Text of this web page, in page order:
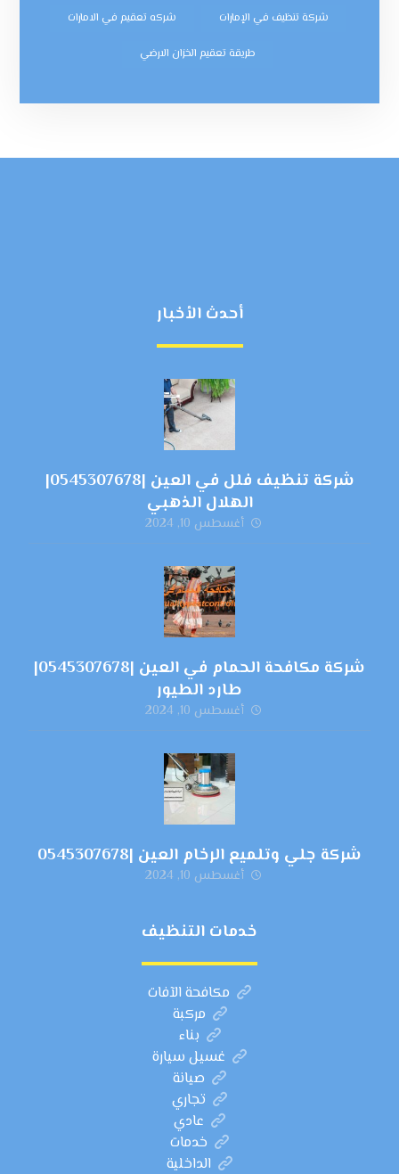
شركة تنظيف في الإمارات شركه تعقيم في الامارات
طريقة تعقيم الخزان الارضي
أحدث الأخبار
شركة تنظيف فلل في العين |0545307678|
الهلال الذهبي
أغسطس 10, 2024
شركة مكافحة الحمام في العين |0545307678|
طارد الطيور
أغسطس 10, 2024
شركة جلي وتلميع الرخام العين |0545307678
أغسطس 10, 2024
خدمات التنظيف
مكافحة الآفات
مركبة
بناء
غسيل سيارة
صيانة
تجاري
عادي
خدمات
الداخلية